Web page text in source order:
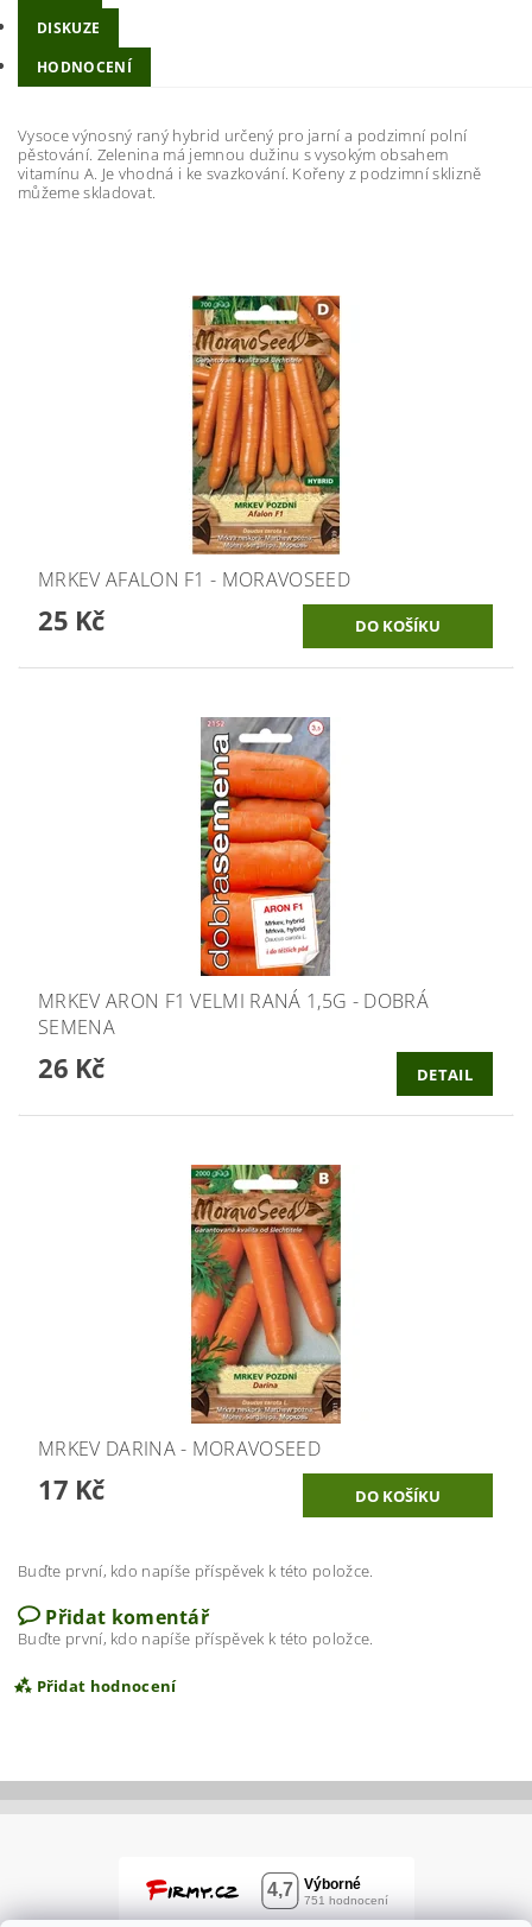
DISKUZE
HODNOCENÍ
Vysoce výnosný raný hybrid určený pro jarní a podzimní polní
pěstování. Zelenina má jemnou dužinu s vysokým obsahem
vitamínu A. Je vhodná i ke svazkování. Kořeny z podzimní sklizně
můžeme skladovat.
MRKEV AFALON F1 - MORAVOSEED
25 Kč
MRKEV ARON F1 VELMI RANÁ 1,5G - DOBRÁ
SEMENA
26 Kč DETAIL
MRKEV DARINA - MORAVOSEED
17 Kč
Buďte první, kdo napíše příspěvek k této položce.
Přidat komentář
Buďte první, kdo napíše příspěvek k této položce.
Přidat hodnocení